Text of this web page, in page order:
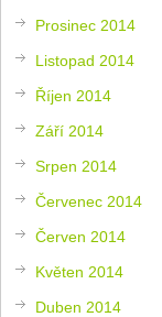
Prosinec 2014
Listopad 2014
Říjen 2014
Září 2014
Srpen 2014
Červenec 2014
Červen 2014
Květen 2014
Duben 2014